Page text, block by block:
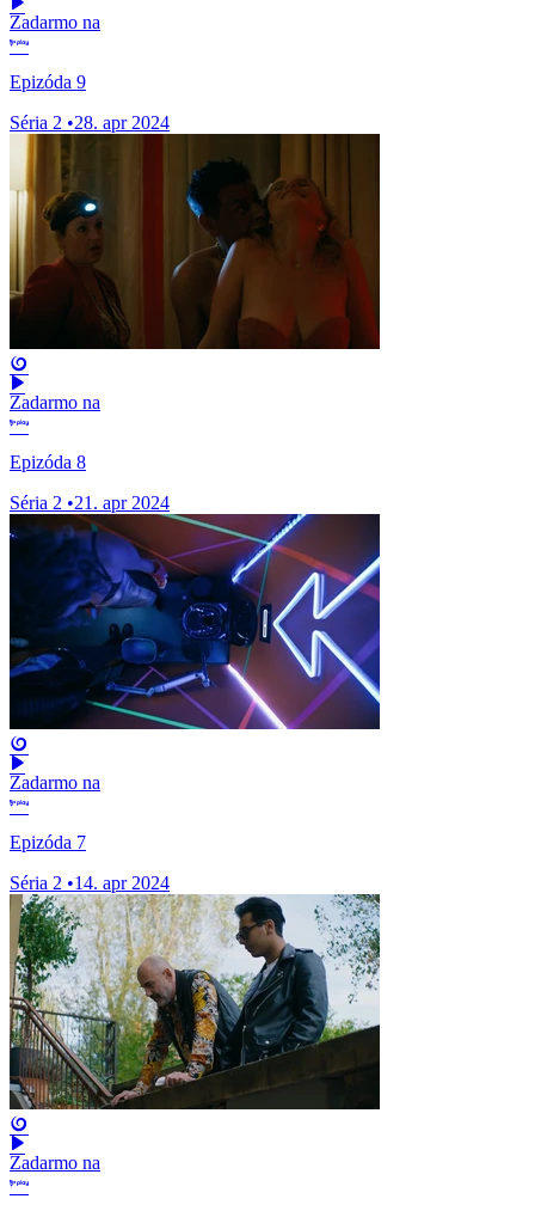
Zadarmo na
Epizóda 9
Séria 2 •28. apr 2024
Zadarmo na
Epizóda 8
Séria 2 •21. apr 2024
Zadarmo na
Epizóda 7
Séria 2 •14. apr 2024
Zadarmo na